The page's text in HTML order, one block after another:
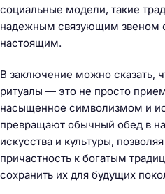
социальные модели, такие
надежным связующим звеном
настоящим.
В заключение можно сказать,
ритуалы — это не просто
насыщенное символизмом и
превращают обычный обед в
искусства и культуры,
причастность к богатым
сохранить их для будущих